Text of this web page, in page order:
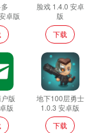
卓版
脸戏 1.4.0 安卓
版
下载
版
版
地下100层勇士
1.0.3 安卓版
下载